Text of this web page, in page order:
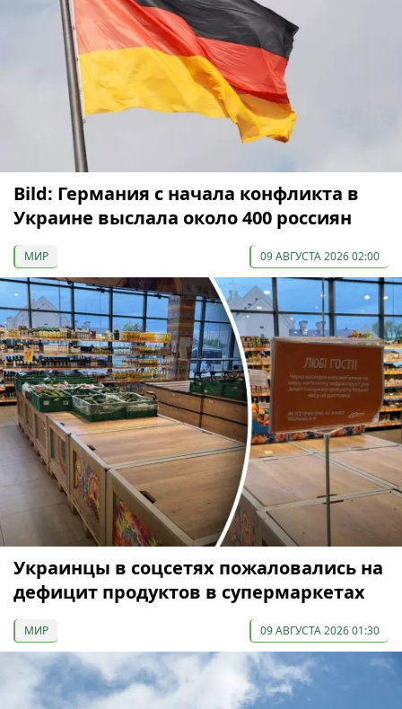
Bild: Германия с начала конфликта в
Украине выслала около 400 россиян
МИР 09 АВГУСТА 2026 02:00
Украинцы в соцсетях пожаловались на
дефицит продуктов в супермаркетах
МИР 09 АВГУСТА 2026 01:30